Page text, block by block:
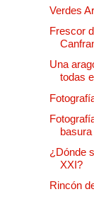
Verdes
Frescor
Una
todas
basura
¿Dónde
XXI?
Rincón